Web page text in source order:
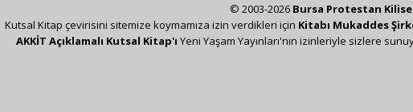
© 2003-2026 Bursa Protestan
Kutsal Kitap çevirisini sitemize koymamıza izin verdikleri için Kitabı Mukaddes
AKKİT Açıklamalı Kutsal Kitap'ı Yeni Yaşam Yayınları'nın izinleriyle sizlere